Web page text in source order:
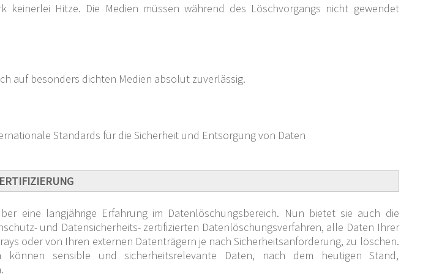
keinerlei Hitze. Die Medien müssen während des Löschvorgangs nicht gewendet
auf besonders dichten Medien absolut zuverlässig.
Standards für die Sicherheit und Entsorgung von Daten
eine langjährige Erfahrung im Datenlöschungsbereich. Nun bietet sie auch die
und Datensicherheits- zertifizierten Datenlöschungsverfahren, alle Daten Ihrer
oder von Ihren externen Datenträgern je nach Sicherheitsanforderung, zu löschen.
können sensible und sicherheitsrelevante Daten, nach dem heutigen Stand,